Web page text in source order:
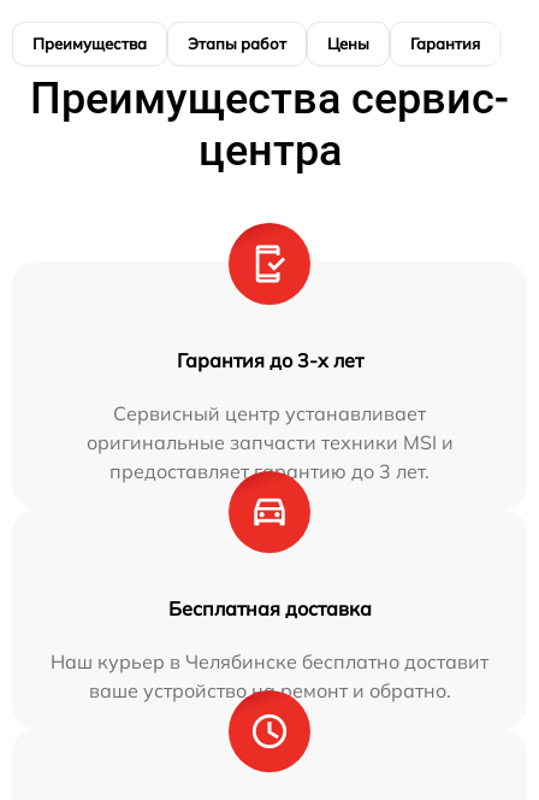
Преимущества Этапы работ Цены Гарантия
Преимущества сервис-
центра
Гарантия до 3-х лет
Сервисный центр устанавливает
оригинальные запчасти техники MSI и
предоставляет гарантию до 3 лет.
Бесплатная доставка
Наш курьер в Челябинске бесплатно доставит
ваше устройство на ремонт и обратно.